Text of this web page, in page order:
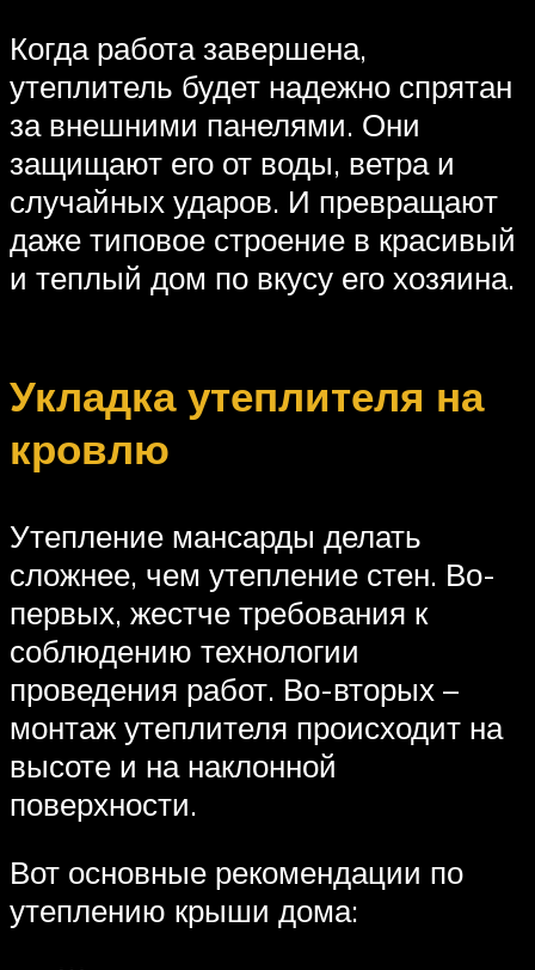
Когда работа завершена,
утеплитель будет надежно спрятан
за внешними панелями. Они
защищают его от воды, ветра и
случайных ударов. И превращают
даже типовое строение в красивый
и теплый дом по вкусу его хозяина.
Укладка утеплителя на
кровлю
Утепление мансарды делать
сложнее, чем утепление стен. Во-
первых, жестче требования к
соблюдению технологии
проведения работ. Во-вторых –
монтаж утеплителя происходит на
высоте и на наклонной
поверхности.
Вот основные рекомендации по
утеплению крыши дома: